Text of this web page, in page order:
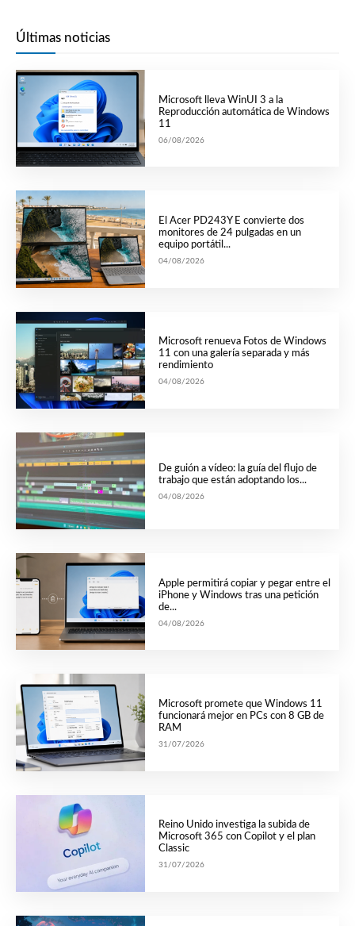
Últimas noticias
Microsoft lleva WinUI 3 a la
Reproducción automática de Windows
11
06/08/2026
El Acer PD243Y E convierte dos
monitores de 24 pulgadas en un
equipo portátil...
04/08/2026
Microsoft renueva Fotos de Windows
11 con una galería separada y más
rendimiento
04/08/2026
De guión a vídeo: la guía del flujo de
trabajo que están adoptando los...
04/08/2026
Apple permitirá copiar y pegar entre el
iPhone y Windows tras una petición
de...
04/08/2026
Microsoft promete que Windows 11
funcionará mejor en PCs con 8 GB de
RAM
31/07/2026
Reino Unido investiga la subida de
Microsoft 365 con Copilot y el plan
Classic
31/07/2026